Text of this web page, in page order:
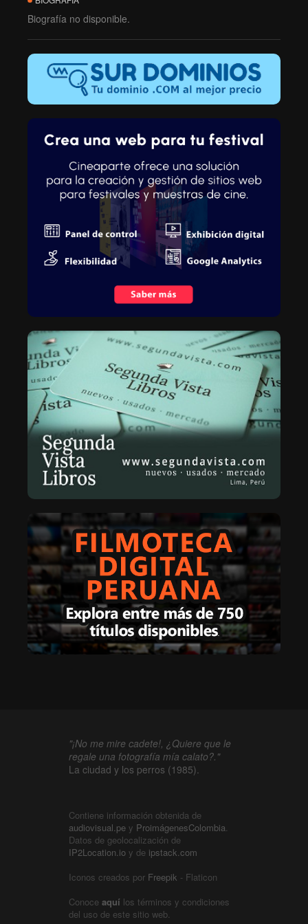
Biografía no disponible.
"¡No me mire cadete!, ¿Quiere que le
regale una fotografía mía calato?."
La ciudad y los perros (1985).
Contiene información obtenida de
audiovisual.pe y ProimágenesColombia.
Datos de geolocalización de
IP2Location.io y de ipstack.com
Iconos creados por Freepik - Flaticon
Conoce aquí los términos y condiciones
del uso de este sitio web.